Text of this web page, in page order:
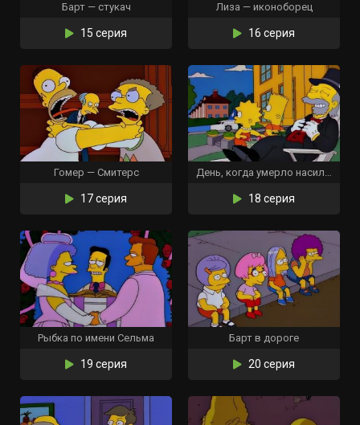
Барт — стукач
15 серия
Лиза — иконоборец
16 серия
Гомер — Смитерс
17 серия
День, когда умерло насилие
18 серия
Рыбка по имени Сельма
19 серия
Барт в дороге
20 серия